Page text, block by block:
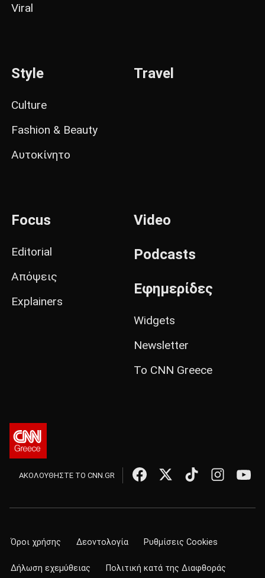
Viral
Style
Culture
Fashion & Beauty
Αυτοκίνητο
Travel
Focus
Editorial
Απόψεις
Explainers
Video
Podcasts
Εφημερίδες
Widgets
Newsletter
Το CNN Greece
ΑΚΟΛΟΥΘΗΣΤΕ ΤΟ CNN.GR
Όροι χρήσης Δεοντολογία Ρυθμίσεις Cookies
Δήλωση εχεμύθειας Πολιτική κατά της Διαφθοράς